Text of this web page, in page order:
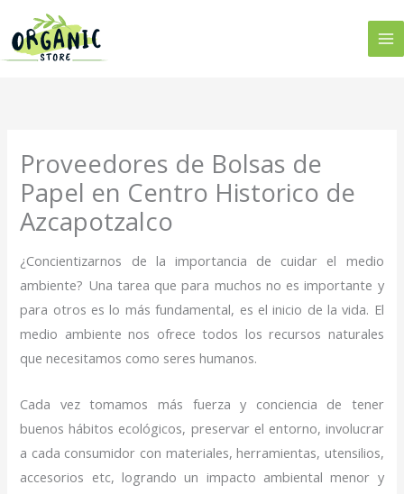
contenido
Proveedores de Bolsas de
Papel en Centro Historico de
Azcapotzalco
¿Concientizarnos de la importancia de cuidar el medio
ambiente? Una tarea que para muchos no es importante y
para otros es lo más fundamental, es el inicio de la vida. El
medio ambiente nos ofrece todos los recursos naturales
que necesitamos como seres humanos.
Cada vez tomamos más fuerza y conciencia de tener
buenos hábitos ecológicos, preservar el entorno, involucrar
a cada consumidor con materiales, herramientas, utensilios,
accesorios etc, logrando un impacto ambiental menor y